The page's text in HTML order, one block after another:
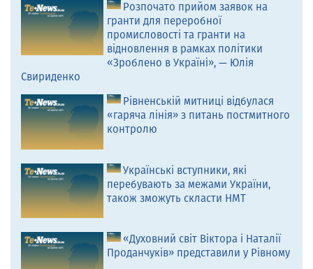
Розпочато прийом заявок на
гранти для переробної
промисловості та гранти на
відновлення в рамках політики
«Зроблено в Україні», — Юлія
Свириденко
Рівненській митниці відбулася
«гаряча лінія» з питань постмитного
контролю
Українські вступники, які
перебувають за межами України,
також зможуть скласти НМТ
«Духовний світ Віктора і Наталії
Проданчуків» представили у Рівному